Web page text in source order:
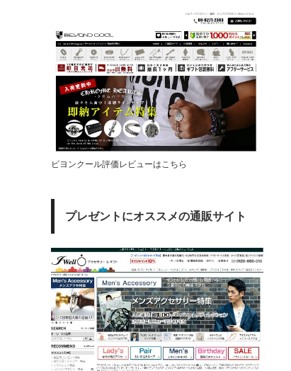
ビヨンクール評価レビューはこちら
プレゼントにオススメの通販サイト